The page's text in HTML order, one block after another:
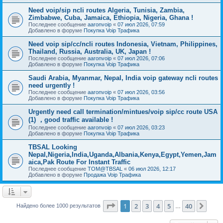
Need voip/sip ncli routes Algeria, Tunisia, Zambia,
Zimbabwe, Cuba, Jamaica, Ethiopia, Nigeria, Ghana !
Последнее сообщение aaronvoip « 07 июл 2026, 07:59
Добавлено в форуме Покупка Voip Трафика
Need voip sip/cc/ncli routes Indonesia, Vietnam, Philippines,
Thailand, Russia, Australia, UK, Japan !
Последнее сообщение aaronvoip « 07 июл 2026, 07:06
Добавлено в форуме Покупка Voip Трафика
Saudi Arabia, Myanmar, Nepal, India voip gateway ncli routes
need urgently !
Последнее сообщение aaronvoip « 07 июл 2026, 03:56
Добавлено в форуме Покупка Voip Трафика
Urgently need call termination/mintues/voip sip/cc route USA
(1) ，good traffic available !
Последнее сообщение aaronvoip « 07 июл 2026, 03:23
Добавлено в форуме Покупка Voip Трафика
TBSAL Looking
Nepal,Nigeria,India,Uganda,Albania,Kenya,Egypt,Yemen,Jam
aica,Pak Route For Instant Traffic
Последнее сообщение TOM@TBSAL « 06 июл 2026, 12:17
Добавлено в форуме Продажа Voip Трафика
Найдено более 1000 результатов Страница из 40
1 2 3 4 5 40